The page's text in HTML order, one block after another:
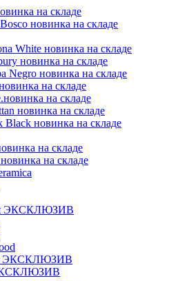
на складе
новинка на складе
White новинка на складе
новинка на складе
Negro новинка на складе
на складе
на складе
новинка на складе
Black новинка на складе
на складе
на складе
ЭКСКЛЮЗИВ
ЭКСКЛЮЗИВ